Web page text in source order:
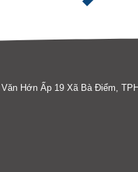
Hớn Ấp 19 Xã Bà Điểm,